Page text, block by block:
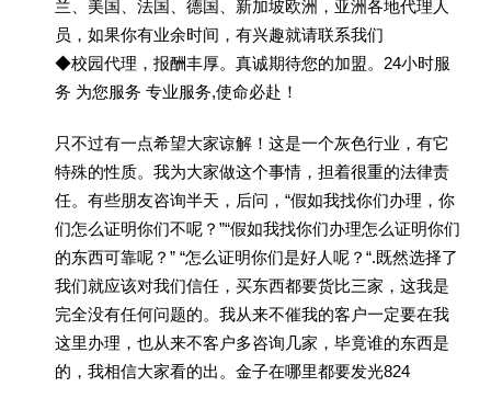
兰、美国、法国、德国、新加坡欧洲，亚洲各地代理人
员，如果你有业余时间，有兴趣就请联系我们
◆校园代理，报酬丰厚。真诚期待您的加盟。24小时服
务 为您服务 专业服务,使命必赴！
只不过有一点希望大家谅解！这是一个灰色行业，有它
特殊的性质。我为大家做这个事情，担着很重的法律责
任。有些朋友咨询半天，后问，“假如我找你们办理，你
们怎么证明你们不呢？”“假如我找你们办理怎么证明你们
的东西可靠呢？” “怎么证明你们是好人呢？“.既然选择了
我们就应该对我们信任，买东西都要货比三家，这我是
完全没有任何问题的。我从来不催我的客户一定要在我
这里办理，也从来不客户多咨询几家，毕竟谁的东西是
的，我相信大家看的出。金子在哪里都要发光824